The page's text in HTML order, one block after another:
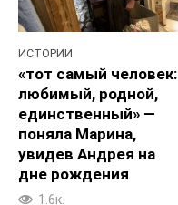
ИСТОРИИ
«тот самый человек:
любимый, родной,
единственный» —
поняла Марина,
увидев Андрея на
дне рождения
1.6к.